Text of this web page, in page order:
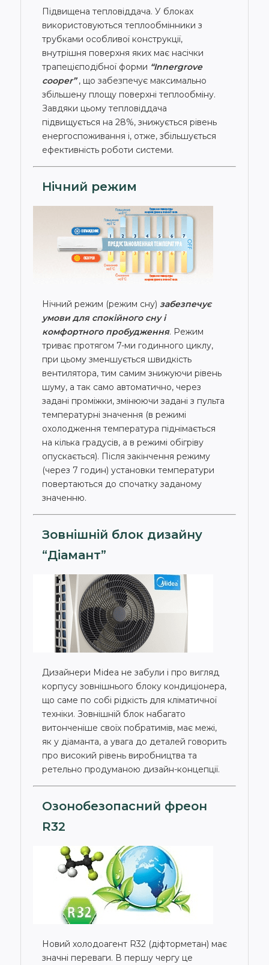
Підвищена тепловіддача. У блоках
використовуються теплообмінники з
трубками особливої конструкції,
внутрішня поверхня яких має насічки
трапецієподібної форми “Innergrove
cooper”, що забезпечує максимально
збільшену площу поверхні теплообміну.
Завдяки цьому тепловіддача
підвищується на 28%, знижується рівень
енергоспоживання і, отже, збільшується
ефективність роботи системи.
Нічний режим
Нічний режим (режим сну) забезпечує
умови для спокійного сну і
комфортного пробудження. Режим
триває протягом 7-ми годинного циклу,
при цьому зменшується швидкість
вентилятора, тим самим знижуючи рівень
шуму, а так само автоматично, через
задані проміжки, змінюючи задані з пульта
температурні значення (в режимі
охолодження температура піднімається
на кілька градусів, а в режимі обігріву
опускається). Після закінчення режиму
(через 7 годин) установки температури
повертаються до спочатку заданому
значенню.
Зовнішній блок дизайну
“Діамант”
Дизайнери Midea не забули і про вигляд
корпусу зовнішнього блоку кондиціонера,
що саме по собі рідкість для кліматичної
техніки. Зовнішній блок набагато
витонченіше своїх побратимів, має межі,
як у діаманта, а увага до деталей говорить
про високий рівень виробництва та
ретельно продуманою дизайн-концепції.
Озонобезопасний фреон
R32
Новий холодоагент R32 (діфторметан) має
значні переваги. В першу чергу це